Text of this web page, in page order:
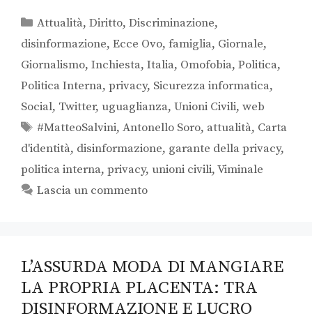
Attualità,Diritto,Discriminazione,
disinformazione, Ecce Ovo, famiglia, Giornale,
Giornalismo, Inchiesta, Italia, Omofobia, Politica,
Politica Interna, privacy, Sicurezza informatica,
Social, Twitter, uguaglianza, Unioni Civili, web
#MatteoSalvini,Antonello Soro, attualità, Carta
d'identità, disinformazione, garante della privacy,
politica interna, privacy, unioni civili,Viminale
Lascia un commento
L’ASSURDA MODA DI MANGIARE
LA PROPRIA PLACENTA: TRA
DISINFORMAZIONE E LUCRO